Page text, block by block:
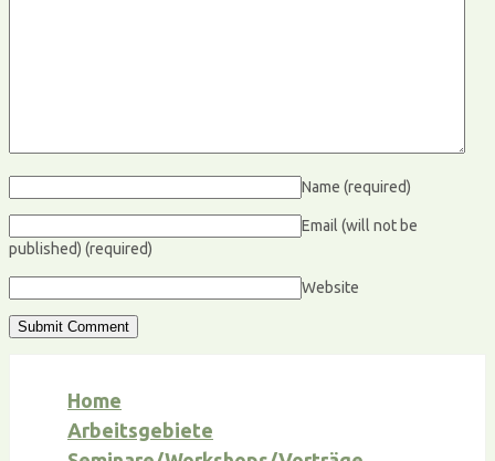
Name (required)
Email (will not be
published) (required)
Website
Home
Arbeitsgebiete